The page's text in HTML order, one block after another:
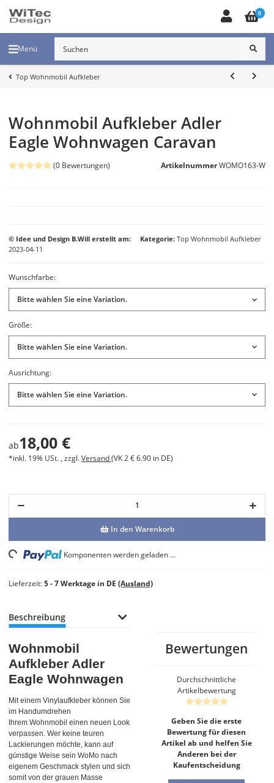
Menü
0
Top Wohnmobil Aufkleber
Wohnmobil Aufkleber Adler
Eagle Wohnwagen Caravan
(0 Bewertungen) ArtikelnummerWOMO163-W
© Idee und Design B.Will erstellt am:
2023-04-11
Kategorie Top Wohnmobil Aufkleber
Wunschfarbe:
Bitte wählen Sie eine Variation.
Größe:
Bitte wählen Sie eine Variation.
Ausrichtung:
Bitte wählen Sie eine Variation.
ab18,00 €
*inkl. 19% USt. , zzgl.Versand(VK 2 € 6.90 in DE)
In den Warenkorb
Komponenten werden geladen ...
Lieferzeit:5 - 7 Werktage in DE (Ausland)
Beschreibung
Wohnmobil
Aufkleber Adler
Eagle Wohnwagen
Mit einem Vinylaufkleber können Sie
im Handumdrehen
Ihrem Wohnmobil einen neuen Look
verpassen. Wer keine teuren
Lackierungen möchte, kann auf
günstige Weise sein WoMo nach
eigenem Geschmack stylen und sich
somit von der grauen Masse
Bewertungen
Durchschnittliche
Artikelbewertung
Geben Sie die erste
Bewertung für diesen
Artikel ab und helfen Sie
Anderen bei der
Kaufentscheidung